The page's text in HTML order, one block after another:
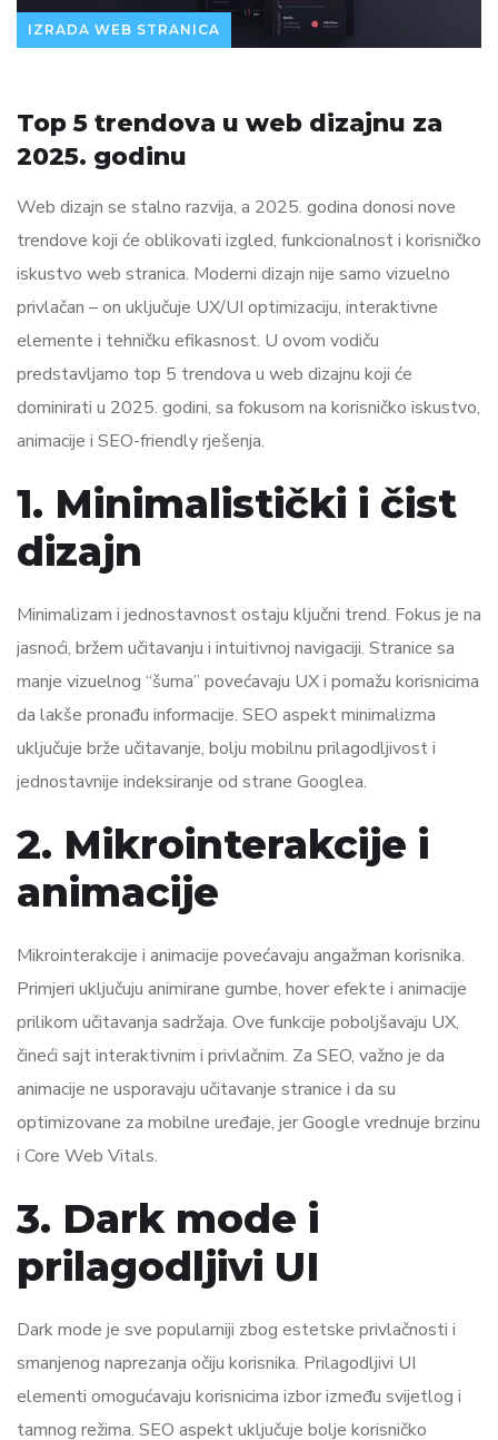
IZRADA WEB STRANICA
Top 5 trendova u web dizajnu za
2025. godinu
Web dizajn se stalno razvija, a 2025. godina donosi nove
trendove koji će oblikovati izgled, funkcionalnost i korisničko
iskustvo web stranica. Moderni dizajn nije samo vizuelno
privlačan – on uključuje UX/UI optimizaciju, interaktivne
elemente i tehničku efikasnost. U ovom vodiču
predstavljamo top 5 trendova u web dizajnu koji će
dominirati u 2025. godini, sa fokusom na korisničko iskustvo,
animacije i SEO-friendly rješenja.
1. Minimalistički i čist
dizajn
Minimalizam i jednostavnost ostaju ključni trend. Fokus je na
jasnoći, bržem učitavanju i intuitivnoj navigaciji. Stranice sa
manje vizuelnog “šuma” povećavaju UX i pomažu korisnicima
da lakše pronađu informacije. SEO aspekt minimalizma
uključuje brže učitavanje, bolju mobilnu prilagodljivost i
jednostavnije indeksiranje od strane Googlea.
2. Mikrointerakcije i
animacije
Mikrointerakcije i animacije povećavaju angažman korisnika.
Primjeri uključuju animirane gumbe, hover efekte i animacije
prilikom učitavanja sadržaja. Ove funkcije poboljšavaju UX,
čineći sajt interaktivnim i privlačnim. Za SEO, važno je da
animacije ne usporavaju učitavanje stranice i da su
optimizovane za mobilne uređaje, jer Google vrednuje brzinu
i Core Web Vitals.
3. Dark mode i
prilagodljivi UI
Dark mode je sve popularniji zbog estetske privlačnosti i
smanjenog naprezanja očiju korisnika. Prilagodljivi UI
elementi omogućavaju korisnicima izbor između svijetlog i
tamnog režima. SEO aspekt uključuje bolje korisničko